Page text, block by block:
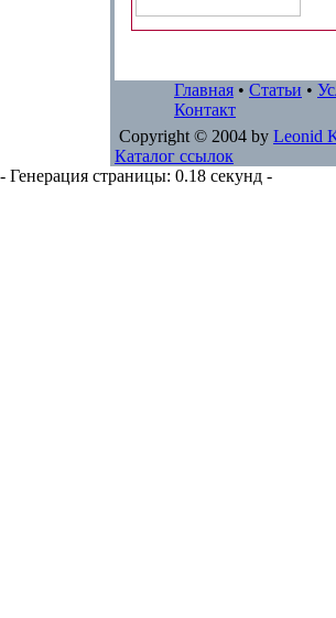
Главная • Статьи •
Контакт
Copyright © 2004 by Leonid
Каталог ссылок
- Генерация страницы: 0.18 секунд -